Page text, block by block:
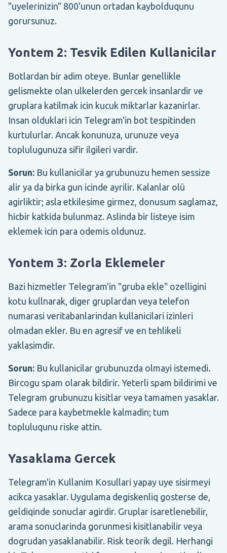
"uyelerinizin" 800'unun ortadan kaybolduqunu
gorursunuz.
Yontem 2: Tesvik Edilen Kullanicilar
Botlardan bir adim oteye. Bunlar genellikle
gelismekte olan ulkelerden gercek insanlardir ve
gruplara katilmak icin kucuk miktarlar kazanirlar.
Insan olduklari icin Telegram'in bot tespitinden
kurtulurlar. Ancak konunuza, urunuze veya
toplulugunuza sifir ilgileri vardir.
Sorun: Bu kullanicilar ya grubunuzu hemen sessize
alir ya da birka gun icinde ayrilir. Kalanlar olü
agirliktir; asla etkilesime girmez, donusum saglamaz,
hicbir katkida bulunmaz. Aslinda bir listeye isim
eklemek icin para odemis oldunuz.
Yontem 3: Zorla Eklemeler
Bazi hizmetler Telegram'in "gruba ekle" ozelligini
kotu kullnarak, diger gruplardan veya telefon
numarasi veritabanlarindan kullanicilari izinleri
olmadan ekler. Bu en agresif ve en tehlikeli
yaklasimdir.
Sorun: Bu kullanicilar grubunuzda olmayi istemedi.
Bircogu spam olarak bildirir. Yeterli spam bildirimi ve
Telegram grubunuzu kisitlar veya tamamen yasaklar.
Sadece para kaybetmekle kalmadin; tum
topluluqunu riske attin.
Yasaklama Gercek
Telegram'in Kullanim Kosullari yapay uye sisirmeyi
acikca yasaklar. Uygulama degiskenliq gosterse de,
geldiqinde sonuclar agirdir. Gruplar isaretlenebilir,
arama sonuclarinda gorunmesi kisitlanabilir veya
dogrudan yasaklanabilir. Risk teorik degil. Herhangi